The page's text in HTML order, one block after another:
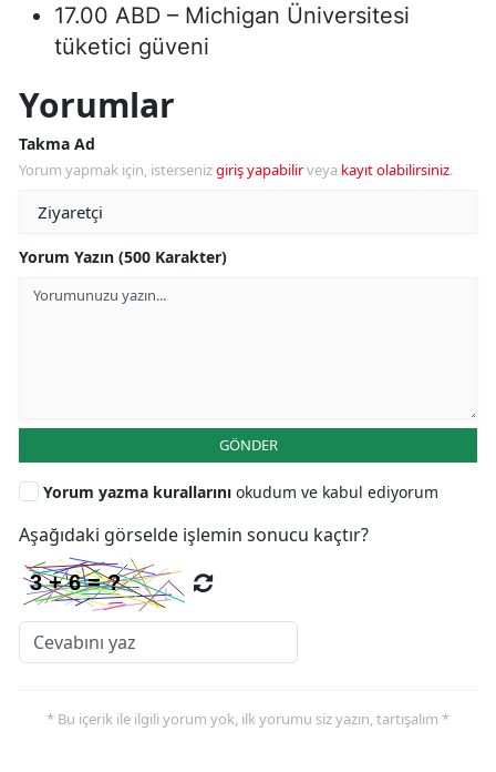
17.00 ABD – Michigan Üniversitesi
tüketici güveni
Yorumlar
Takma Ad
Yorum yapmak için, istersenizgiriş yapabilirveya kayıt olabilirsiniz.
Yorum Yazın (500 Karakter)
GÖNDER
Yorum yazma kurallarını okudum ve kabul ediyorum
Aşağıdaki görselde işlemin sonucu kaçtır?
* Bu içerik ile ilgili yorum yok, ilk yorumu siz yazın, tartışalım *